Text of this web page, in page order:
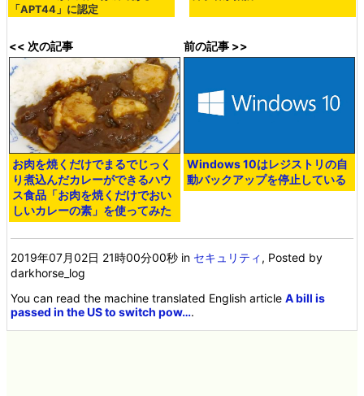
「APT44」に認定
<< 次の記事
お肉を焼くだけでまるでじっく
り煮込んだカレーができるハウ
ス食品「お肉を焼くだけでおい
しいカレーの素」を使ってみた
前の記事 >>
Windows 10はレジストリの自
動バックアップを停止している
2019年07月02日 21時00分00秒 in セキュリティ , Posted by
darkhorse_log
You can read the machine translated English articleA bill is
passed in the US to switch pow….